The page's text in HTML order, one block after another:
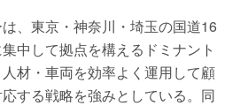
、東京・神奈川・埼玉の国道16
中して拠点を構えるドミナント
材・車両を効率よく運用して顧
する戦略を強みとしている。同